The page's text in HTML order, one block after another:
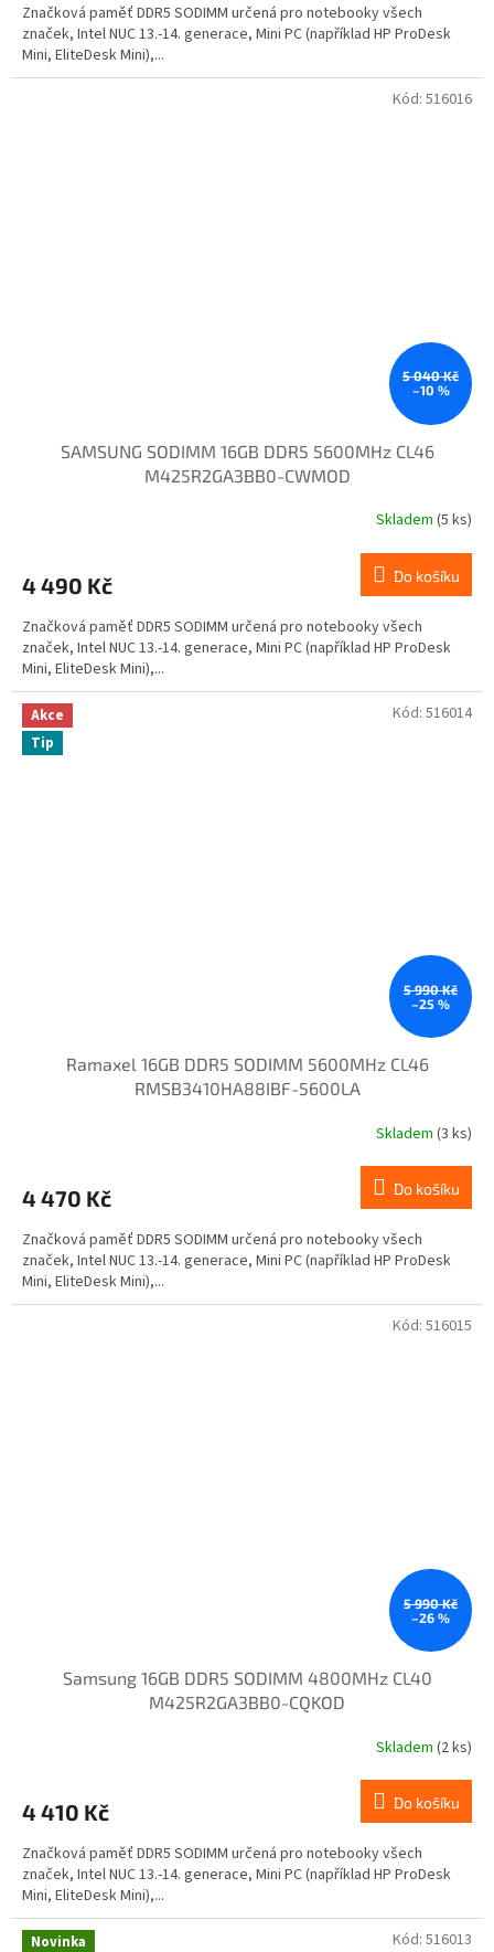
Značková paměť DDR5 SODIMM určená pro notebooky všech
značek, Intel NUC 13.-14. generace, Mini PC (například HP ProDesk
Mini, EliteDesk Mini),...
5 040 Kč
–10 %
SAMSUNG SODIMM 16GB DDR5 5600MHz CL46
M425R2GA3BB0-CWMOD
Skladem (5 ks)
4 490 Kč Do košíku
Značková paměť DDR5 SODIMM určená pro notebooky všech
značek, Intel NUC 13.-14. generace, Mini PC (například HP ProDesk
Mini, EliteDesk Mini),...
Kód: 516016
Akce
Tip
5 990 Kč
–25 %
Ramaxel 16GB DDR5 SODIMM 5600MHz CL46
RMSB3410HA88IBF-5600LA
Skladem (3 ks)
4 470 Kč Do košíku
Značková paměť DDR5 SODIMM určená pro notebooky všech
značek, Intel NUC 13.-14. generace, Mini PC (například HP ProDesk
Mini, EliteDesk Mini),...
Kód: 516014
5 990 Kč
–26 %
Samsung 16GB DDR5 SODIMM 4800MHz CL40
M425R2GA3BB0-CQKOD
Skladem (2 ks)
4 410 Kč Do košíku
Značková paměť DDR5 SODIMM určená pro notebooky všech
značek, Intel NUC 13.-14. generace, Mini PC (například HP ProDesk
Mini, EliteDesk Mini),...
Kód: 516015
Novinka Kód: 516013